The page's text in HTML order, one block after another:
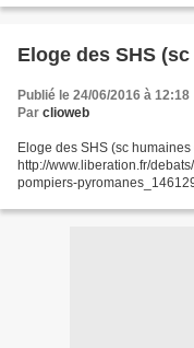
Eloge des SHS
Publié le 24/06/2016 à 12:18
Par clioweb
Eloge des SHS (sc
http://www.liberation.fr/
pompiers-